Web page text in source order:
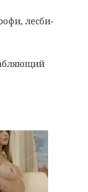
лесби-